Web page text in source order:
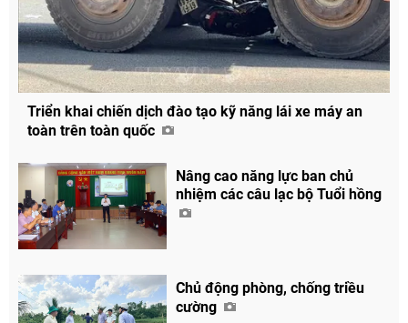
Chia sẻ
Triển khai chiến dịch đào tạo kỹ năng lái xe máy an
toàn trên toàn quốc
Nâng cao năng lực ban chủ
nhiệm các câu lạc bộ Tuổi hồng
Chủ động phòng, chống triều
cường